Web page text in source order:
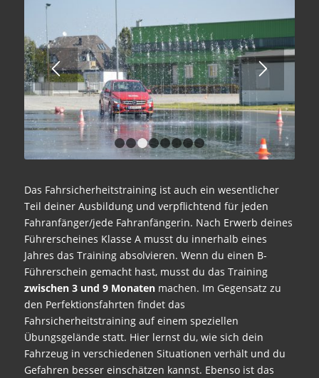
1 2 3 4 5 6 7 8
Das Fahrsicherheitstraining ist auch ein wesentlicher
Teil deiner Ausbildung und verpflichtend für jeden
Fahranfänger/jede Fahranfängerin. Nach Erwerb deines
Führerscheines Klasse A musst du innerhalb eines
Jahres das Training absolvieren. Wenn du einen B-
Führerschein gemacht hast, musst du das Training
zwischen 3 und 9 Monatenmachen. Im Gegensatz zu
den Perfektionsfahrten findet das
Fahrsicherheitstraining auf einem speziellen
Übungsgelände statt. Hier lernst du, wie sich dein
Fahrzeug in verschiedenen Situationen verhält und du
Gefahren besser einschätzen kannst. Ebenso ist das